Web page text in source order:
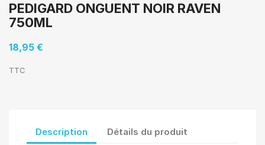
PEDIGARD ONGUENT NOIR RAVEN
750ML
18,95 €
TTC
Description Détails du produit